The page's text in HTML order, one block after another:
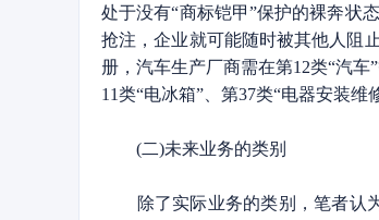
处于没有“商标铠甲”保护的裸奔状
抢注，企业就可能随时被其他人阻
册，汽车生产厂商需在第12类“汽
11类“电冰箱”、第37类“电器安装维
(二)未来业务的类别
除了实际业务的类别，笔者认为